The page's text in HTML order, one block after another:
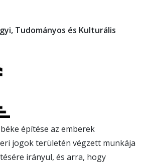
Tudományos és Kulturális
béke építése az emberek
jogok területén végzett munkája
irányul, és arra, hogy